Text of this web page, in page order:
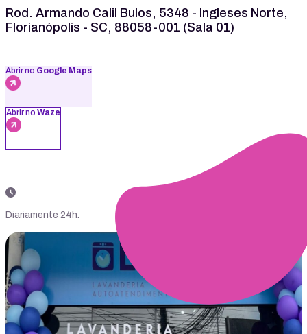
Rod. Armando Calil Bulos, 5348 - Ingleses Norte,
Florianópolis - SC, 88058-001 (Sala 01)
Abrir no Google Maps
Abrir no Waze
Diariamente 24h.